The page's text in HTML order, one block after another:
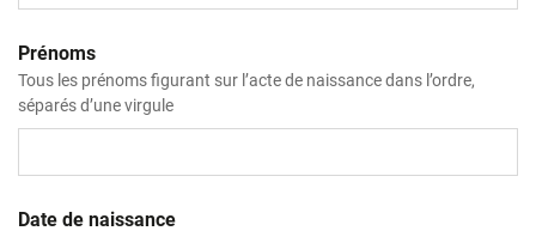
Prénoms
Tous les prénoms figurant sur l’acte de naissance dans l’ordre,
séparés d’une virgule
Date de naissance